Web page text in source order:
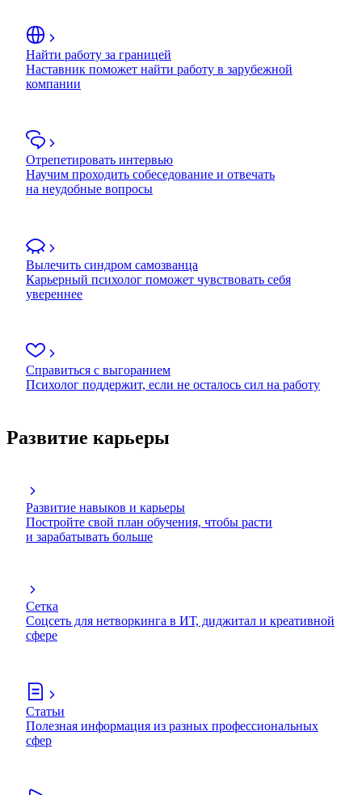
Найти работу за границей
Наставник поможет найти работу в зарубежной
компании
Отрепетировать интервью
Научим проходить собеседование и отвечать
на неудобные вопросы
Вылечить синдром самозванца
Карьерный психолог поможет чувствовать себя
увереннее
Справиться с выгоранием
Психолог поддержит, если не осталось сил на работу
Развитие карьеры
Развитие навыков и карьеры
Постройте свой план обучения, чтобы расти
и зарабатывать больше
Сетка
Соцсеть для нетворкинга в ИТ, диджитал и креативной
сфере
Статьи
Полезная информация из разных профессиональных
сфер